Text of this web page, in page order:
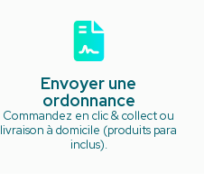
Envoyer une
ordonnance
Commandez en clic & collect ou
livraison à domicile (produits para
inclus).